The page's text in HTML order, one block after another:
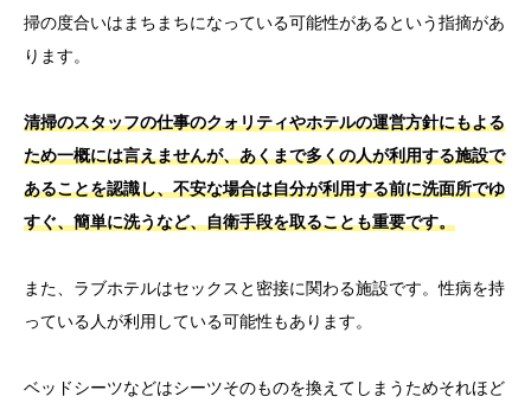
掃の度合いはまちまちになっている可能性があるという指摘があ
ります。
清掃のスタッフの仕事のクォリティやホテルの運営方針にもよる
ため一概には言えませんが、あくまで多くの人が利用する施設で
あることを認識し、不安な場合は自分が利用する前に洗面所でゆ
すぐ、簡単に洗うなど、自衛手段を取ることも重要です。
また、ラブホテルはセックスと密接に関わる施設です。性病を持
っている人が利用している可能性もあります。
ベッドシーツなどはシーツそのものを換えてしまうためそれほど